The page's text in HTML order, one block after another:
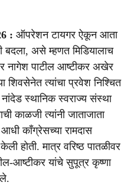
: ऑपरेशन टायगर ऐकून आता
बदला, असे म्हणत मिडियालाच
नागेश पाटील आष्टीकर अखेर
शिवसेनेत त्यांचा प्रवेश निश्चित
स्थानिक स्वराज्य संस्था
काळजी त्यांनी जाताजाता
काँग्रेसच्या रामदास
होती. मात्र वरिष्ठ पातळीवर
आष्टीकर यांचे सुपूत्र कृष्णा